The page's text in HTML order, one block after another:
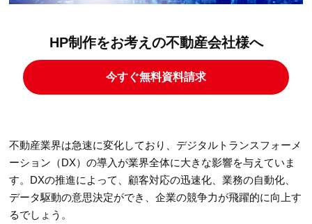
HP制作をお考えの不動産会社様へ
今すぐ無料資料請求
不動産業界は急速に変化しており、デジタルトランスフォーメ
ーション（DX）の導入が業界全体に大きな影響を与えていま
す。DXの推進によって、顧客対応の迅速化、業務の自動化、
データ駆動の意思決定ができ、企業の競争力が飛躍的に向上す
るでしょう。